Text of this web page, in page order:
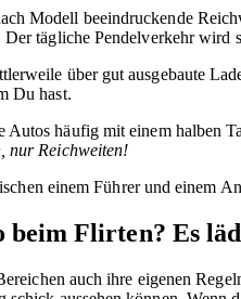
Modell beeindruckende
tägliche Pendelverkehr wird
über gut ausgebaute
Du hast.
häufig mit einem halben
nur Reichweiten!
einem Führer und einem
beim Flirten? Es
auch ihre eigenen